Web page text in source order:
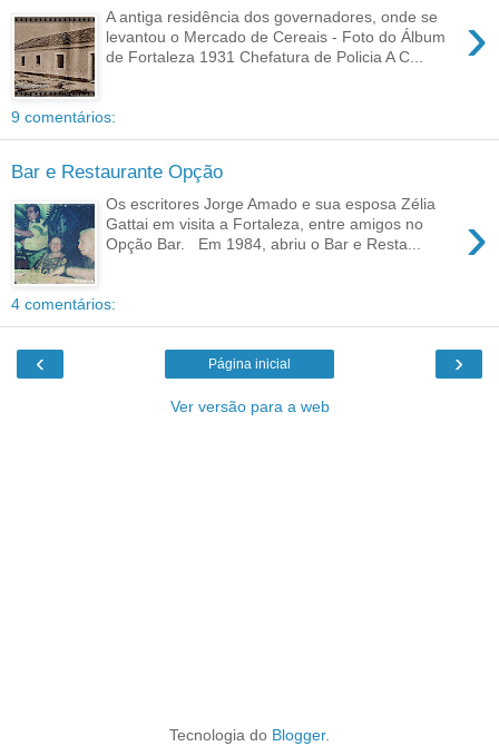
›
A antiga residência dos governadores, onde se
levantou o Mercado de Cereais - Foto do Álbum
de Fortaleza 1931 Chefatura de Policia A C...
9 comentários:
Bar e Restaurante Opção
›
Os escritores Jorge Amado e sua esposa Zélia
Gattai em visita a Fortaleza, entre amigos no
Opção Bar. Em 1984, abriu o Bar e Resta...
4 comentários:
‹ ›
Página inicial
Ver versão para a web
Tecnologia do Blogger.